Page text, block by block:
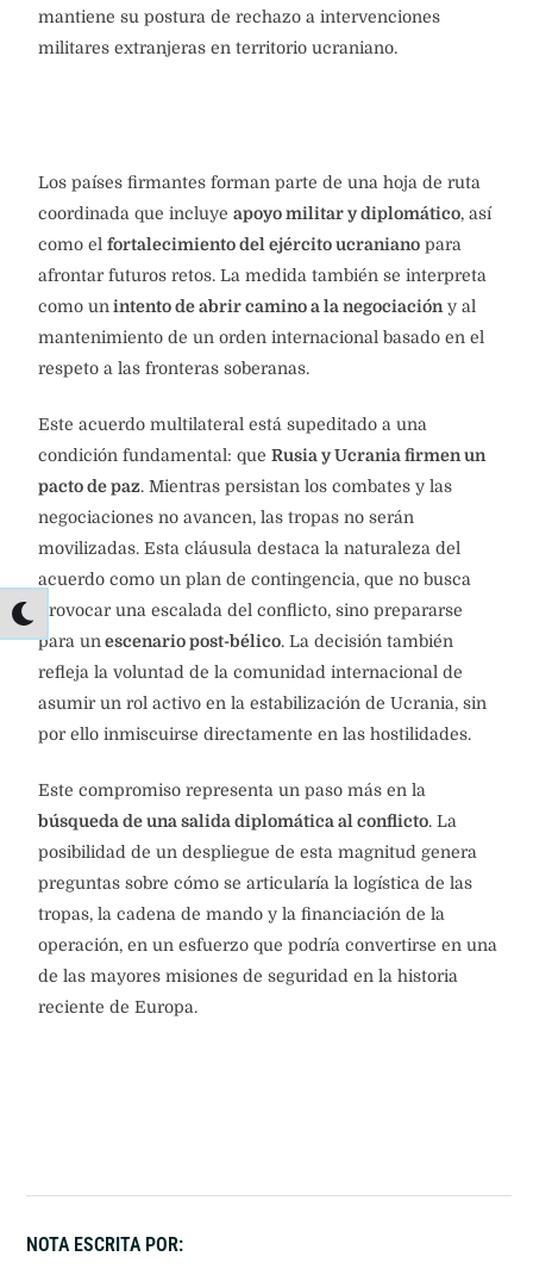
mantiene su postura de rechazo a intervenciones
militares extranjeras en territorio ucraniano.
Los países firmantes forman parte de una hoja de ruta
coordinada que incluye apoyo militar y diplomático, así
como el fortalecimiento del ejército ucraniano para
afrontar futuros retos. La medida también se interpreta
como un intento de abrir camino a la negociación y al
mantenimiento de un orden internacional basado en el
respeto a las fronteras soberanas.
Este acuerdo multilateral está supeditado a una
condición fundamental: que Rusia y Ucrania firmen un
pacto de paz. Mientras persistan los combates y las
negociaciones no avancen, las tropas no serán
movilizadas. Esta cláusula destaca la naturaleza del
acuerdo como un plan de contingencia, que no busca
provocar una escalada del conflicto, sino prepararse
para un escenario post-bélico. La decisión también
refleja la voluntad de la comunidad internacional de
asumir un rol activo en la estabilización de Ucrania, sin
por ello inmiscuirse directamente en las hostilidades.
Este compromiso representa un paso más en la
búsqueda de una salida diplomática al conflicto. La
posibilidad de un despliegue de esta magnitud genera
preguntas sobre cómo se articularía la logística de las
tropas, la cadena de mando y la financiación de la
operación, en un esfuerzo que podría convertirse en una
de las mayores misiones de seguridad en la historia
reciente de Europa.
NOTA ESCRITA POR: